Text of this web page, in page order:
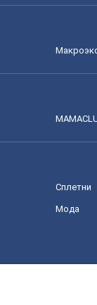
Сплетни
Мода